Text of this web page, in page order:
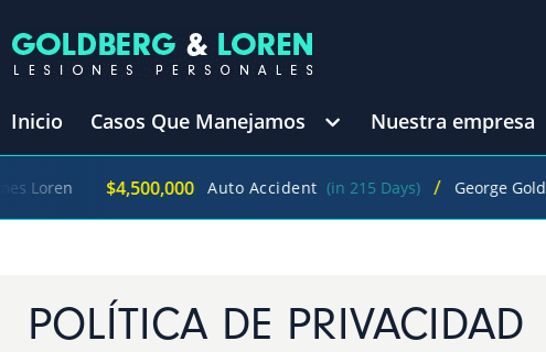
Inicio Casos Que Manejamos Nuestra empresa
$4,500,000 Auto Accident (in 215 Days) / George Goldberg
POLÍTICA DE PRIVACIDAD